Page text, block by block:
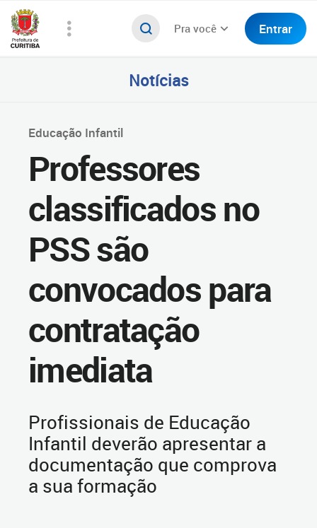
Pra você Entrar
Notícias
Educação Infantil
Professores
classificados no
PSS são
convocados para
contratação
imediata
Profissionais de Educação
Infantil deverão apresentar a
documentação que comprova
a sua formação